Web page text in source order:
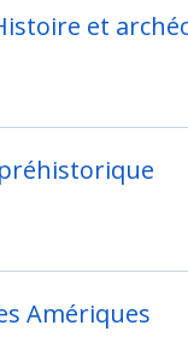
et
Amériques